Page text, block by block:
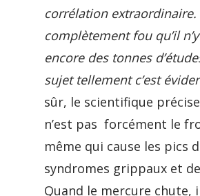
corrélation extraordinaire.
complètement fou qu’il
encore des tonnes
sujet tellement c’est
sûr, le scientifique
n’est pas forcément le
même qui cause les pics
syndromes grippaux et
Quand le mercure chute,